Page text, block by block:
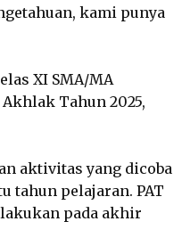
kami punya
XI SMA/MA
Tahun 2025,
aktivitas yang dicoba
tahun pelajaran. PAT
pada akhir